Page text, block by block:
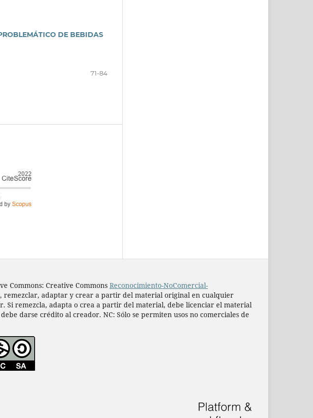
DE BEBIDAS
71-84
Commons: Creative Commons Reconocimiento-NoComercial-
remezclar, adaptar y crear a partir del material original en cualquier
Si remezcla, adapta o crea a partir del material, debe licenciar el material
darse crédito al creador. NC: Sólo se permiten usos no comerciales de